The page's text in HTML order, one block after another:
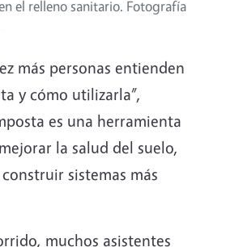
el relleno sanitario. Fotografía
más personas entienden
y cómo utilizarla”,
es una herramienta
la salud del suelo,
sistemas más
muchos asistentes